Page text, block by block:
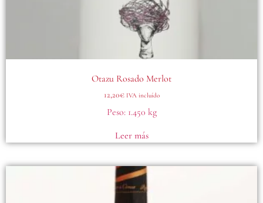
Otazu Rosado Merlot
12,20€ IVA incluído
Peso:1.450 kg
Leer más